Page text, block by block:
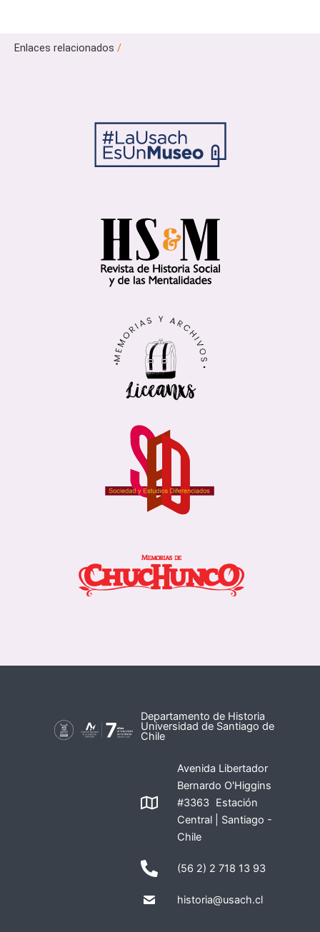
Enlaces relacionados /
Departamento de Historia
Universidad de Santiago de
Chile
Avenida Libertador
Bernardo O'Higgins
#3363 Estación
Central | Santiago -
Chile
(56 2) 2 718 13 93
historia@usach.cl